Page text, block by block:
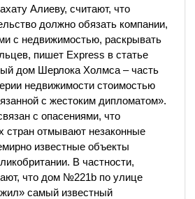
Алиеву, считают, что
должно обязать компании,
с недвижимостью, раскрывать
пишет Express в статье
дом Шерлока Холмса – часть
недвижимости стоимостью
с жестоким дипломатом».
с опасениями, что
стран отмывают незаконные
известные объекты
В частности,
что дом №221b по улице
самый известный